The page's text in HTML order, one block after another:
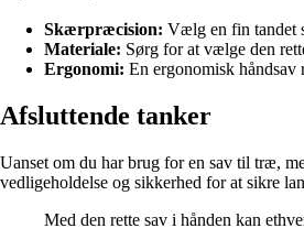
Skærpræcision: Vælg en fin tandet
Materiale: Sørg for at vælge den
Ergonomi: En ergonomisk
Afsluttende tanker
Uanset om du har brug for en sav til træ,
vedligeholdelse og sikkerhed for at sikre
Med den rette sav i hånden kan